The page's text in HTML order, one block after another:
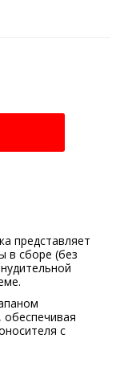
представляет
в сборе (без
обеспечивая
с